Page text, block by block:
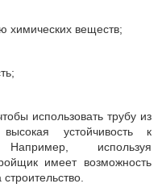
химических веществ;
использовать трубу из
устойчивость к
используя
имеет возможность